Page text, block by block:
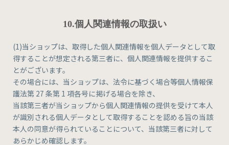
10.個人関連情報の取扱い
(1)当ショップは、取得した個人関連情報を個人データとして取
得することが想定される第三者に、個人関連情報を提供するこ
とがございます。
その場合には、当ショップは、法令に基づく場合等個人情報保
護法第 27 条第 1 項各号に掲げる場合を除き、
当該第三者が当ショップから個人関連情報の提供を受けて本人
が識別される個人データとして取得することを認める旨の当該
本人の同意が得られていることについて、当該第三者に対して
あらかじめ確認します。